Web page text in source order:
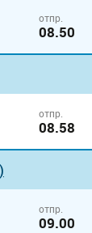
отпр.
08.50
отпр.
08.58
отпр.
09.00